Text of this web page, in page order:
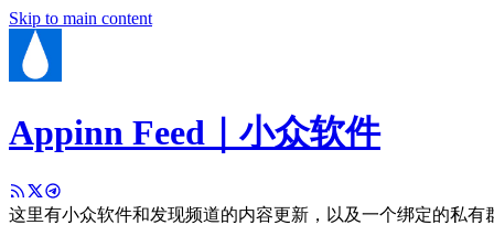
Skip to main content
Appinn Feed｜小众软件
这里有小众软件和发现频道的内容更新，以及一个绑定的私有